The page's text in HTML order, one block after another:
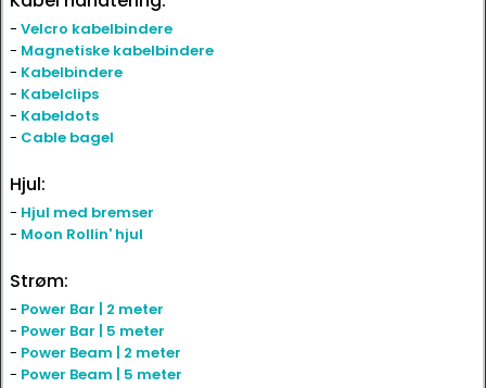
- Velcro kabelbindere
- Magnetiske kabelbindere
- Kabelbindere
- Kabelclips
- Kabeldots
- Cable bagel
Hjul:
- Hjul med bremser
- Moon Rollin' hjul
Strøm:
- Power Bar | 2 meter
- Power Bar | 5 meter
- Power Beam | 2 meter
- Power Beam | 5 meter